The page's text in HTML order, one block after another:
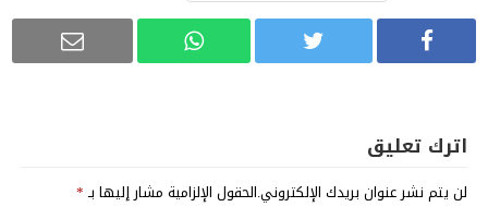
اترك تعليق
لن يتم نشر عنوان بريدك الإلكتروني.الحقول الإلزامية مشار إليها بـ*